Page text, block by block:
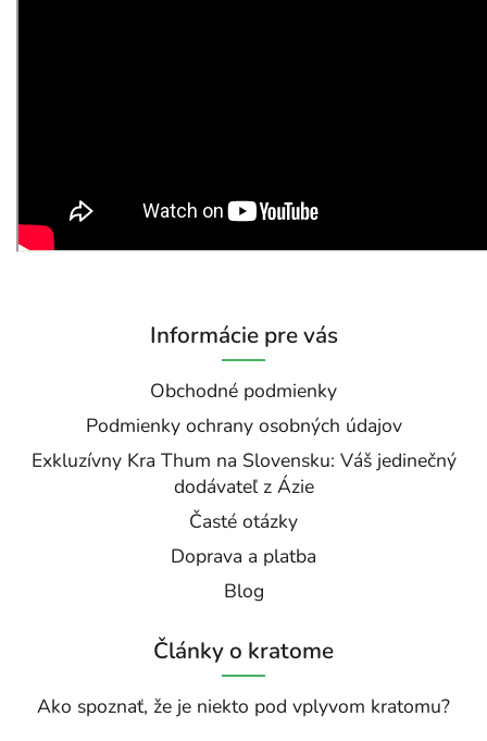
Informácie pre vás
Obchodné podmienky
Podmienky ochrany osobných údajov
Exkluzívny Kra Thum na Slovensku: Váš jedinečný
dodávateľ z Ázie
Časté otázky
Doprava a platba
Blog
Články o kratome
Ako spoznať, že je niekto pod vplyvom kratomu?